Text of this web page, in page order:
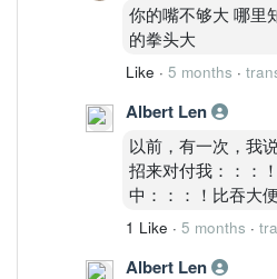
你的嘴不够大 哪里
的拳头大
Like · 5 months ·
Albert Len
以前，有一次，我
招来对付我：：：
中：：：！比吞大
1 Like · 5 months ·
Albert Len